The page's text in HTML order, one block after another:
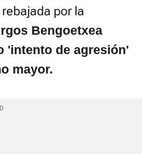
por la
Bengoetxea
'intento de agresión'
mayor.